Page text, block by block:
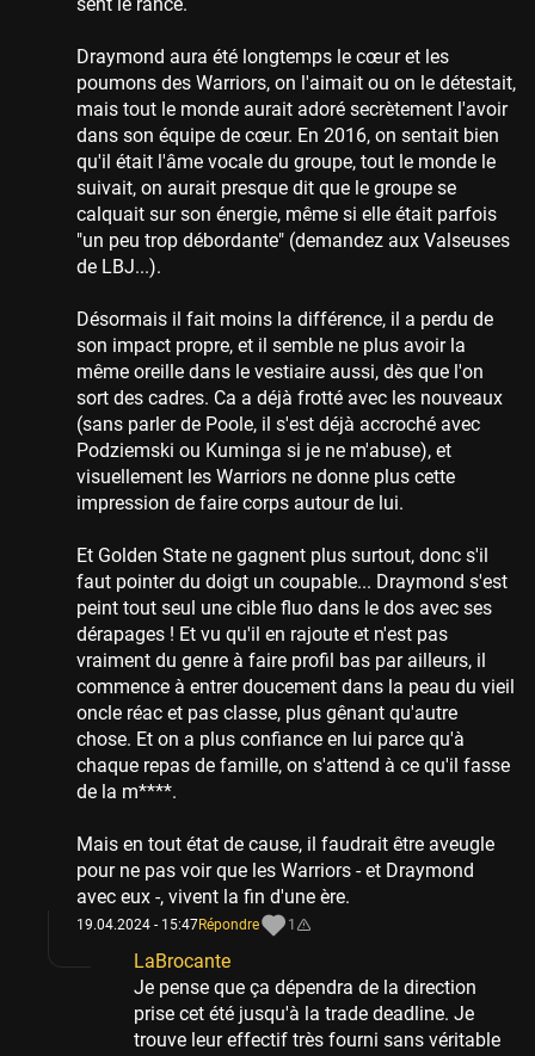
Draymond aura été longtemps le cœur et les
poumons des Warriors, on l'aimait ou on le détestait,
mais tout le monde aurait adoré secrètement l'avoir
dans son équipe de cœur. En 2016, on sentait bien
qu'il était l'âme vocale du groupe, tout le monde le
suivait, on aurait presque dit que le groupe se
calquait sur son énergie, même si elle était parfois
"un peu trop débordante" (demandez aux Valseuses
de LBJ...).
Désormais il fait moins la différence, il a perdu de
son impact propre, et il semble ne plus avoir la
même oreille dans le vestiaire aussi, dès que l'on
sort des cadres. Ca a déjà frotté avec les nouveaux
(sans parler de Poole, il s'est déjà accroché avec
Podziemski ou Kuminga si je ne m'abuse), et
visuellement les Warriors ne donne plus cette
impression de faire corps autour de lui.
Et Golden State ne gagnent plus surtout, donc s'il
faut pointer du doigt un coupable... Draymond s'est
peint tout seul une cible fluo dans le dos avec ses
dérapages ! Et vu qu'il en rajoute et n'est pas
vraiment du genre à faire profil bas par ailleurs, il
commence à entrer doucement dans la peau du vieil
oncle réac et pas classe, plus gênant qu'autre
chose. Et on a plus confiance en lui parce qu'à
chaque repas de famille, on s'attend à ce qu'il fasse
de la m****.
Mais en tout état de cause, il faudrait être aveugle
pour ne pas voir que les Warriors - et Draymond
avec eux -, vivent la fin d'une ère.
19.04.2024 - 15:47Répondre 1
LaBrocante
Je pense que ça dépendra de la direction
prise cet été jusqu'à la trade deadline. Je
trouve leur effectif très fourni sans véritable